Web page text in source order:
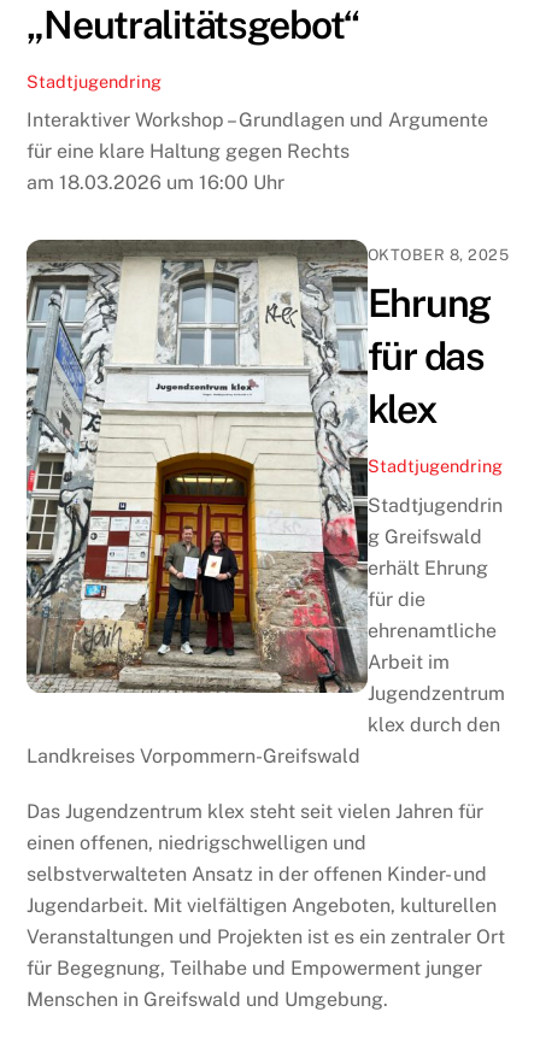
„Neutralitätsgebot“
Stadtjugendring
Interaktiver Workshop – Grundlagen und Argumente
für eine klare Haltung gegen Rechts
am 18.03.2026 um 16:00 Uhr
OKTOBER 8, 2025
Ehrung
für das
klex
Stadtjugendring
Stadtjugendrin
g Greifswald
erhält Ehrung
für die
ehrenamtliche
Arbeit im
Jugendzentrum
klex durch den
Landkreises Vorpommern-Greifswald
Das Jugendzentrum klex steht seit vielen Jahren für
einen offenen, niedrigschwelligen und
selbstverwalteten Ansatz in der offenen Kinder- und
Jugendarbeit. Mit vielfältigen Angeboten, kulturellen
Veranstaltungen und Projekten ist es ein zentraler Ort
für Begegnung, Teilhabe und Empowerment junger
Menschen in Greifswald und Umgebung.